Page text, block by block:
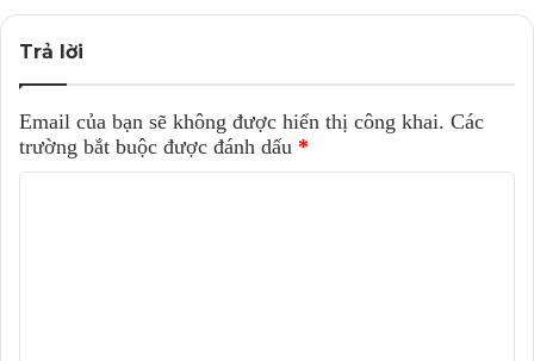
Trả lời
Email của bạn sẽ không được hiển thị công khai. Các
trường bắt buộc được đánh dấu *